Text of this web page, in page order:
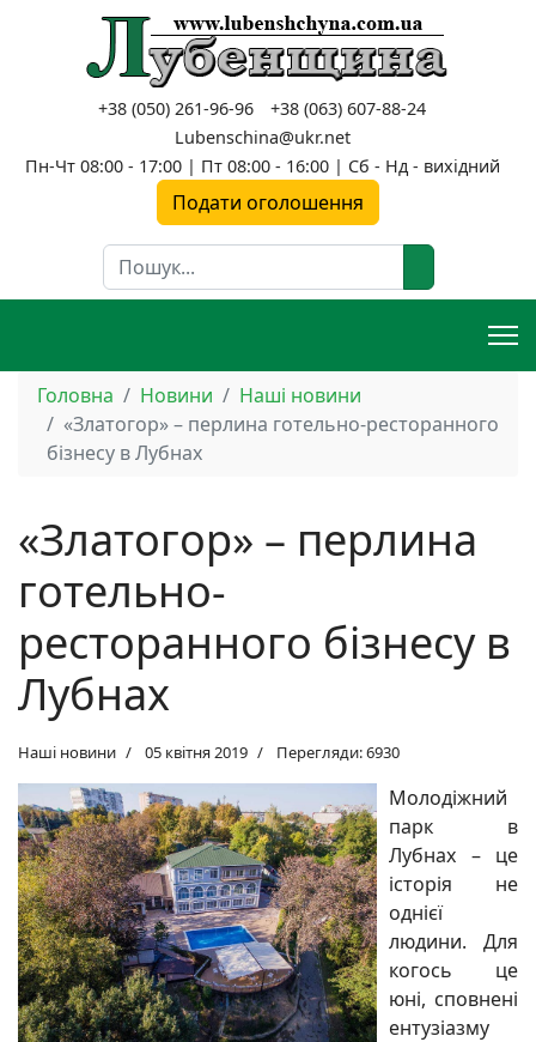
+38 (050) 261-96-96
+38 (063) 607-88-24
Lubenschina@ukr.net
Пн-Чт 08:00 - 17:00 | Пт 08:00 - 16:00 | Сб - Нд - вихідний
Подати оголошення
Пошук
Головна Новини
Наші новини
«Златогор» – перлина готельно-ресторанного
бізнесу в Лубнах
«Златогор» – перлина
готельно-
ресторанного бізнесу в
Лубнах
Наші новини 05 квітня 2019 Перегляди: 6930
Молодіжний
парк в
Лубнах – це
історія не
однієї
людини. Для
когось це
юні, сповнені
ентузіазму